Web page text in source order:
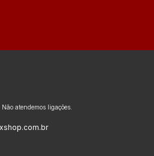
atendemos ligações.